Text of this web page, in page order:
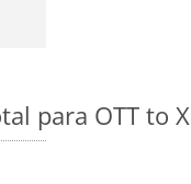
para OTT to